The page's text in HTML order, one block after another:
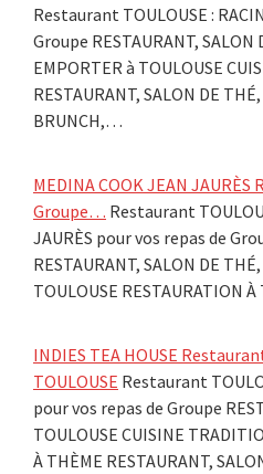
Restaurant TOULOUSE :
Groupe RESTAURANT, SALON
EMPORTER à TOULOUSE
RESTAURANT, SALON DE
BRUNCH,…
MEDINA COOK JEAN
Groupe… Restaurant
JAURÈS pour vos repas de
RESTAURANT, SALON DE
TOULOUSE RESTAURATION
INDIES TEA HOUSE
TOULOUSE Restaurant
pour vos repas de Groupe
TOULOUSE CUISINE
À THÈME RESTAURANT,